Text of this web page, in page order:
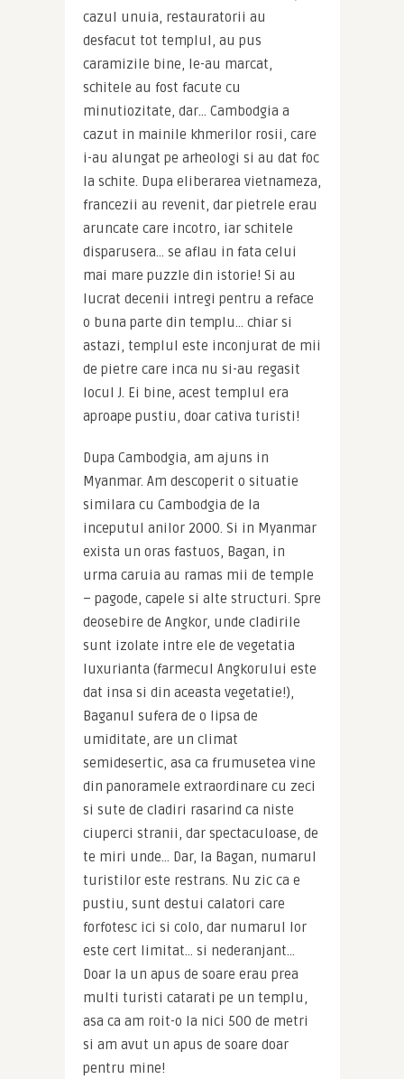
cazul unuia, restauratorii au
desfacut tot templul, au pus
caramizile bine, le-au marcat,
schitele au fost facute cu
minutiozitate, dar… Cambodgia a
cazut in mainile khmerilor rosii, care
i-au alungat pe arheologi si au dat foc
la schite. Dupa eliberarea vietnameza,
francezii au revenit, dar pietrele erau
aruncate care incotro, iar schitele
disparusera… se aflau in fata celui
mai mare puzzle din istorie! Si au
lucrat decenii intregi pentru a reface
o buna parte din templu… chiar si
astazi, templul este inconjurat de mii
de pietre care inca nu si-au regasit
locul J. Ei bine, acest templul era
aproape pustiu, doar cativa turisti!
Dupa Cambodgia, am ajuns in
Myanmar. Am descoperit o situatie
similara cu Cambodgia de la
inceputul anilor 2000. Si in Myanmar
exista un oras fastuos, Bagan, in
urma caruia au ramas mii de temple
– pagode, capele si alte structuri. Spre
deosebire de Angkor, unde cladirile
sunt izolate intre ele de vegetatia
luxurianta (farmecul Angkorului este
dat insa si din aceasta vegetatie!),
Baganul sufera de o lipsa de
umiditate, are un climat
semidesertic, asa ca frumusetea vine
din panoramele extraordinare cu zeci
si sute de cladiri rasarind ca niste
ciuperci stranii, dar spectaculoase, de
te miri unde… Dar, la Bagan, numarul
turistilor este restrans. Nu zic ca e
pustiu, sunt destui calatori care
forfotesc ici si colo, dar numarul lor
este cert limitat… si nederanjant…
Doar la un apus de soare erau prea
multi turisti catarati pe un templu,
asa ca am roit-o la nici 500 de metri
si am avut un apus de soare doar
pentru mine!